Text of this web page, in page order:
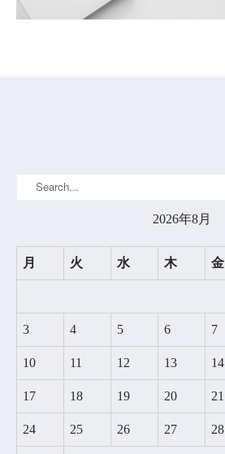
2026年8月
月 火 水 木 金
3 4 5 6 7
10 11 12 13 14
17 18 19 20 21
24 25 26 27 28